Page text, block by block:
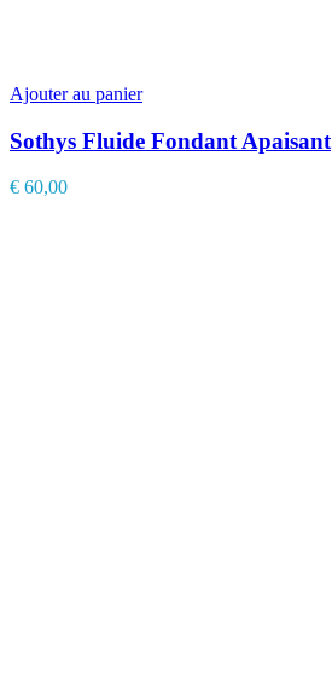
Ajouter au panier
Sothys Fluide Fondant Apaisant
€ 60,00